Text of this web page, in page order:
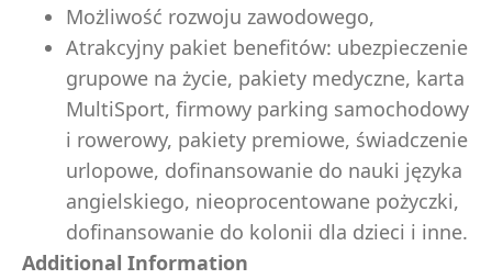
Możliwość rozwoju zawodowego,
Atrakcyjny pakiet benefitów: ubezpieczenie
grupowe na życie, pakiety medyczne, karta
MultiSport, firmowy parking samochodowy
i rowerowy, pakiety premiowe, świadczenie
urlopowe, dofinansowanie do nauki języka
angielskiego, nieoprocentowane pożyczki,
dofinansowanie do kolonii dla dzieci i inne.
Additional Information